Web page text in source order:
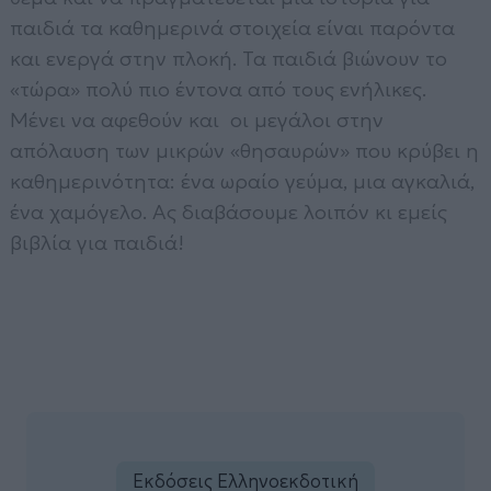
παιδιά τα καθημερινά στοιχεία είναι παρόντα
και ενεργά στην πλοκή. Τα παιδιά βιώνουν το
«τώρα» πολύ πιο έντονα από τους ενήλικες.
Μένει να αφεθούν και οι μεγάλοι στην
απόλαυση των μικρών «θησαυρών» που κρύβει η
καθημερινότητα: ένα ωραίο γεύμα, μια αγκαλιά,
ένα χαμόγελο. Ας διαβάσουμε λοιπόν κι εμείς
βιβλία για παιδιά!
Εκδόσεις Ελληνοεκδοτική